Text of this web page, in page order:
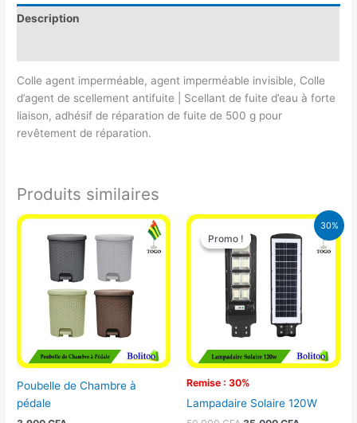
Description
Colle agent imperméable, agent imperméable invisible, Colle
d’agent de scellement antifuite | Scellant de fuite d’eau à forte
liaison, adhésif de réparation de fuite de 500 g pour
revêtement de réparation.
Produits similaires
Poubelle de Chambre à
pédale
30%
Promo !
Remise : 30%
Promo !
Lampadaire Solaire 120W
Le
prix
initial
était :
50.000 CFA.
Le
prix
actuel
est :
35.000